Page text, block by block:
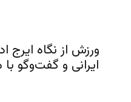
ورزش از نگاه ایرج